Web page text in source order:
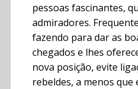
pessoas fascinantes,
admiradores.
fazendo para dar as
chegados e lhes
nova posição, evite
rebeldes, a menos